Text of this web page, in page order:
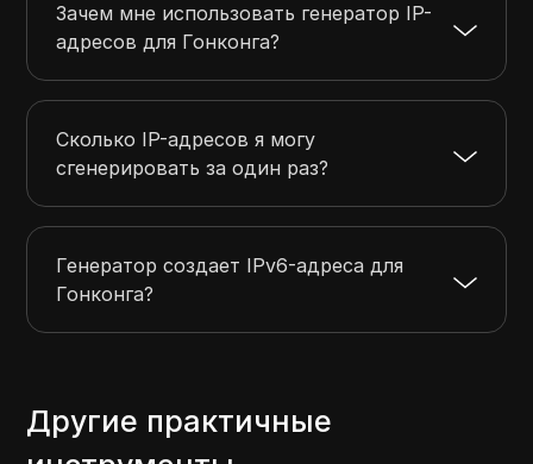
Зачем мне использовать генератор IP-
адресов для Гонконга?
Сколько IP-адресов я могу
сгенерировать за один раз?
Генератор создает IPv6-адреса для
Гонконга?
Другие практичные